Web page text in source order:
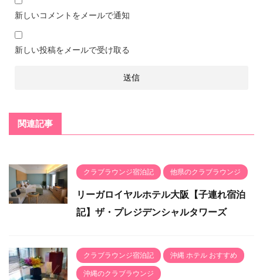
新しいコメントをメールで通知
新しい投稿をメールで受け取る
関連記事
クラブラウンジ宿泊記 他県のクラブラウンジ
リーガロイヤルホテル大阪【子連れ宿泊
記】ザ・プレジデンシャルタワーズ
クラブラウンジ宿泊記 沖縄 ホテル おすすめ
沖縄のクラブラウンジ